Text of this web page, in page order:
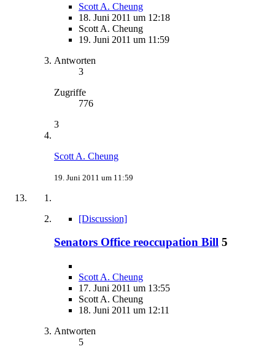
Scott A. Cheung
18. Juni 2011 um 12:18
Scott A. Cheung
19. Juni 2011 um 11:59
Antworten
3
Zugriffe
776
3
Scott A. Cheung
19. Juni 2011 um 11:59
[Discussion]
Senators Office reoccupation Bill 5
Scott A. Cheung
17. Juni 2011 um 13:55
Scott A. Cheung
18. Juni 2011 um 12:11
Antworten
5